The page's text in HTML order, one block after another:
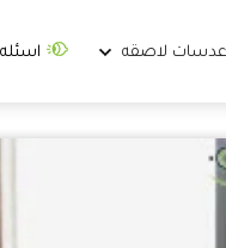
لاصقه